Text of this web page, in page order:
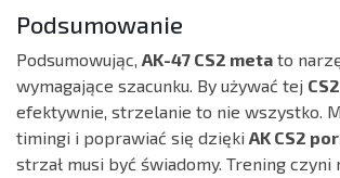
Podsumowanie
Podsumowując, AK-47 CS2 meta to
wymagające szacunku. By używać tej
efektywnie, strzelanie to nie wszystko.
timingi i poprawiać się dzięki AK CS2
strzał musi być świadomy. Trening czyni